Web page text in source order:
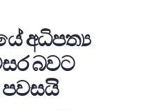
අධිපත්‍ය
බවට
පවසයි